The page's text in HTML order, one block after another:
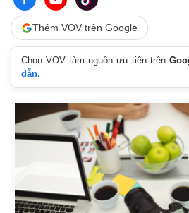
Thêm VOV trên Google
Chọn VOV làm nguồn ưu tiên trên
dẫn.